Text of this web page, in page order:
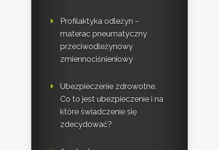
Profilaktyka odleżyn –
materac pneumatyczny
przeciwodleżynowy
zmiennociśnieniowy
Ubezpieczenie zdrowotne.
Co to jest ubezpieczenie i na
które świadczenie się
zdecydować?